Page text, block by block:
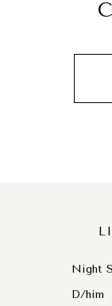
Night
D/him